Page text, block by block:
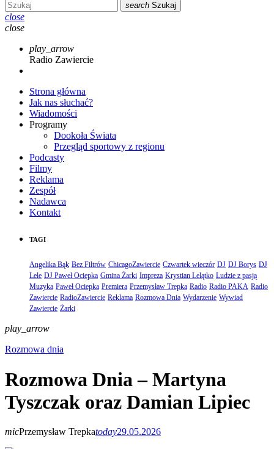
search Szukaj
close
close
play_arrow
Radio Zawiercie
Strona główna
Jak nas słuchać?
Wiadomości
Programy
Dookoła Świata
Przegląd sportowy z regionu
Podcasty
Filmy
Reklama
Zespół
Nadawca
Kontakt
TAGI
Angelika Bąk Bez Filtrów ChicagoZawiercie Czwartek wieczór DJ DJ Borys DJ
Lele DJ Paweł Ociepka Gmina Żarki Impreza Krystian Lelątko Ludzie z pasją
Muzyka Paweł Ociepka Premiera Przemysław Trepka Radio Radio PAKA Radio
Zawiercie RadioZawiercie Reklama Rozmowa Dnia Wydarzenie Wywiad
Zawiercie Żarki
play_arrow
Rozmowa dnia
Rozmowa Dnia – Martyna
Tyszczak oraz Damian Lipiec
micPrzemysław Trepkatoday29.05.2026